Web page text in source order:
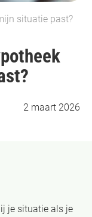
situatie past?
2 maart 2026
je situatie als je